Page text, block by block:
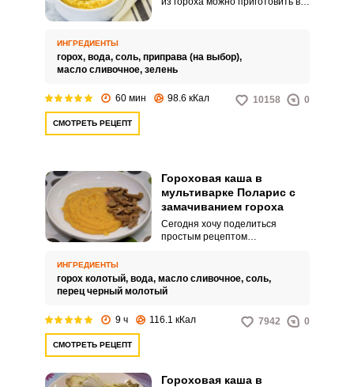
ИНГРЕДИЕНТЫ
горох, вода, соль, приправа (на выбор),
масло сливочное, зелень
60 мин 98.6 кКал 10158 0
СМОТРЕТЬ РЕЦЕПТ
Гороховая каша в
мультиварке Поларис с
замачиванием гороха
Сегодня хочу поделиться
простым рецептом
приготовленной в мультиварке.
Текстура каши получается
ИНГРЕДИЕНТЫ
горох колотый, вода, масло сливочное, соль,
перец черный молотый
9 ч 116.1 кКал 7942 0
СМОТРЕТЬ РЕЦЕПТ
Гороховая каша в